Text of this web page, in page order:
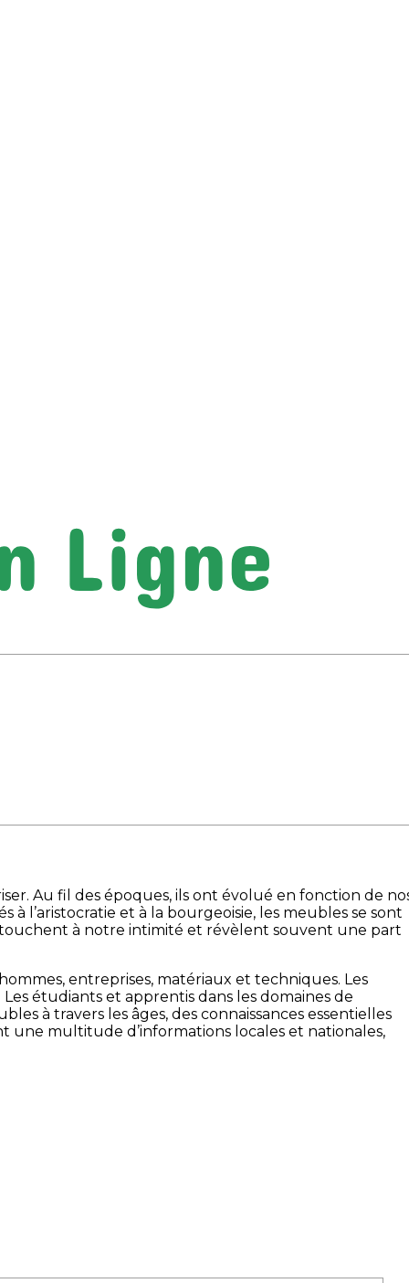
Au fil des époques, ils ont évolué en fonction de
l’aristocratie et à la bourgeoisie, les meubles se sont
touchent à notre intimité et révèlent souvent une part
entreprises, matériaux et techniques. Les
étudiants et apprentis dans les domaines de
à travers les âges, des connaissances essentielles
une multitude d’informations locales et nationales,